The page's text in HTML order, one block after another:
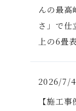
んの最高
さ」で仕
上の6畳
2026/7/4
【施工